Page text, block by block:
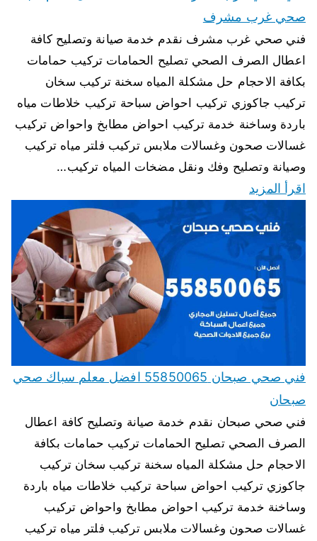
صحي غرب مشرف
فني صحي غرب مشرف نقدم خدمة صيانة وتصليح كافة
اعطال الصرف الصحي تصليح الحمامات تركيب حمامات
بكافة الاحجام حل مشكلة المياه سخنة تركيب سخان
تركيب جاكوزي تركيب احواض سباحة تركيب خلاطات مياه
باردة وساخنة خدمة تركيب احواض مطابخ واحواض تركيب
غسالات صحون وغسالات ملابس تركيب فلتر مياه تركيب
وصيانة وتصليح وفك ونقل مضخات المياه تركيب…
اقرأ المزيد
فني صحي صبحان 55850065 افضل معلم سباك صحي
صبحان
فني صحي صبحان نقدم خدمة صيانة وتصليح كافة اعطال
الصرف الصحي تصليح الحمامات تركيب حمامات بكافة
الاحجام حل مشكلة المياه سخنة تركيب سخان تركيب
جاكوزي تركيب احواض سباحة تركيب خلاطات مياه باردة
وساخنة خدمة تركيب احواض مطابخ واحواض تركيب
غسالات صحون وغسالات ملابس تركيب فلتر مياه تركيب